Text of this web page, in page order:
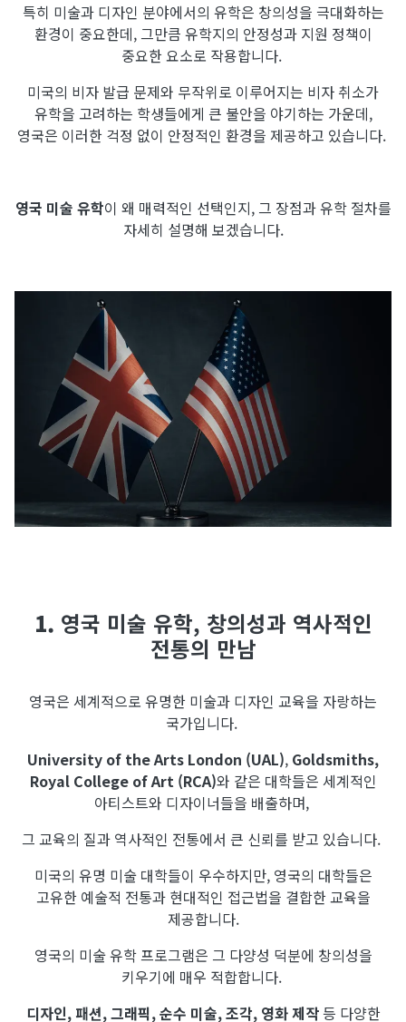
특히 미술과 디자인 분야에서의 유학은 창의성을 극대화하는
환경이 중요한데, 그만큼 유학지의 안정성과 지원 정책이
중요한 요소로 작용합니다.
미국의 비자 발급 문제와 무작위로 이루어지는 비자 취소가
유학을 고려하는 학생들에게 큰 불안을 야기하는 가운데,
영국은 이러한 걱정 없이 안정적인 환경을 제공하고 있습니다.
영국 미술 유학이 왜 매력적인 선택인지, 그 장점과 유학 절차를
자세히 설명해 보겠습니다.
1. 영국 미술 유학, 창의성과 역사적인
전통의 만남
영국은 세계적으로 유명한 미술과 디자인 교육을 자랑하는
국가입니다.
University of the Arts London (UAL), Goldsmiths,
Royal College of Art (RCA)와 같은 대학들은 세계적인
아티스트와 디자이너들을 배출하며,
그 교육의 질과 역사적인 전통에서 큰 신뢰를 받고 있습니다.
미국의 유명 미술 대학들이 우수하지만, 영국의 대학들은
고유한 예술적 전통과 현대적인 접근법을 결합한 교육을
제공합니다.
영국의 미술 유학 프로그램은 그 다양성 덕분에 창의성을
키우기에 매우 적합합니다.
디자인, 패션, 그래픽, 순수 미술, 조각, 영화 제작등 다양한